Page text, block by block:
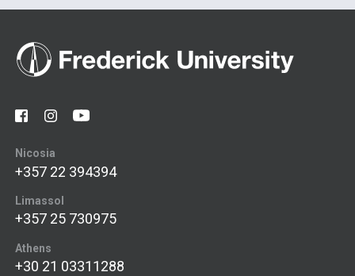
Nicosia
+357 22 394394
Limassol
+357 25 730975
Athens
+30 21 03311288